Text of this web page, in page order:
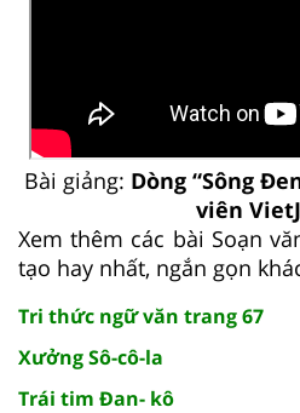
Bài giảng: Dòng “Sông
viên
Xem thêm các bài Soạn
tạo hay nhất, ngắn gọn
Tri thức ngữ văn trang 67
Xưởng Sô-cô-la
Trái tim Đan- kô